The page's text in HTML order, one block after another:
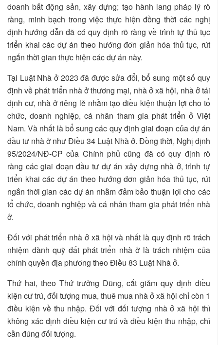
doanh bất động sản, xây dựng; tạo hành lang pháp lý rõ
ràng, minh bạch trong việc thực hiện đồng thời các nghị
định hướng dẫn đã có quy định rõ ràng về trình tự thủ tục
triển khai các dự án theo hướng đơn giản hóa thủ tục, rút
ngắn thời gian thực hiện các dự án này.
Tại Luật Nhà ở 2023 đã được sửa đổi, bổ sung một số quy
định về phát triển nhà ở thương mại, nhà ở xã hội, nhà ở tái
định cư, nhà ở riêng lẻ nhằm tạo điều kiện thuận lợi cho tổ
chức, doanh nghiệp, cá nhân tham gia phát triển ở Việt
Nam. Và nhất là bổ sung các quy định giai đoạn của dự án
đầu tư nhà ở như Điều 34 Luật Nhà ở. Đồng thời, Nghị định
95/2024/NĐ-CP của Chính phủ cũng đã có quy định rõ
ràng các giai đoạn đầu tư dự án xây dựng nhà ở, trình tự
triển khai các dự án theo hướng đơn giản hóa thủ tục, rút
ngắn thời gian các dự án nhằm đảm bảo thuận lợi cho các
tổ chức, doanh nghiệp và cá nhân tham gia phát triển nhà
ở.
Đối với phát triển nhà ở xã hội và nhất là quy định rõ trách
nhiệm dành quỹ đất phát triển nhà ở là trách nhiệm của
chính quyền địa phương theo Điều 83 Luật Nhà ở.
Thứ hai, theo Thứ trưởng Dũng, cắt giảm quy định điều
kiện cư trú, đối tượng mua, thuê mua nhà ở xã hội chỉ còn 1
điều kiện về thu nhập. Đối với đối tượng nhà ở xã hội thì
không xác định điều kiện cư trú và điều kiện thu nhập, chỉ
cần đúng đối tượng.